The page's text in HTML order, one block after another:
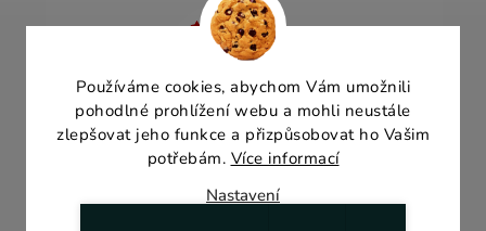
Používáme cookies, abychom Vám umožnili
pohodlné prohlížení webu a mohli neustále
zlepšovat jeho funkce a přizpůsobovat ho Vašim
potřebám. Více informací
Nastavení